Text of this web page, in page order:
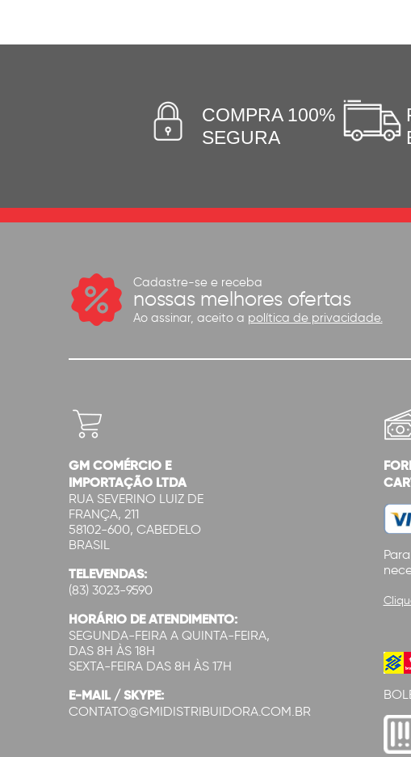
COMPRA 100%
SEGURA
Cadastre-se e receba
nossas melhores ofertas
Ao assinar, aceito a política de privacidade.
GM COMÉRCIO E
IMPORTAÇÃO LTDA
RUA SEVERINO LUIZ DE
FRANÇA, 211
58102-600, CABEDELO
BRASIL
TELEVENDAS:
(83) 3023-9590
HORÁRIO DE ATENDIMENTO:
SEGUNDA-FEIRA A QUINTA-FEIRA,
DAS 8H ÀS 18H
SEXTA-FEIRA DAS 8H ÀS 17H
E-MAIL / SKYPE:
CONTATO@GMIDISTRIBUIDORA.COM.BR